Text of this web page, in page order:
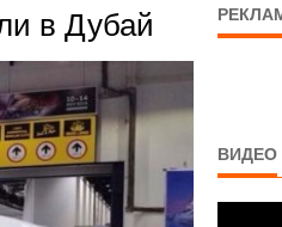
в Дубай
ВИДЕО